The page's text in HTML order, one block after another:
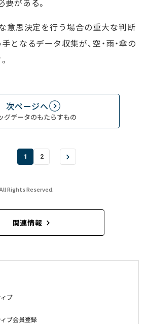
がある。
意思決定を行う場合の重大な判断
となるデータ収集が、空・雨・傘の
次ページへ
グデータのもたらすもの
1 2
Rights Reserved.
関連情報
ブ
ブ会員登録